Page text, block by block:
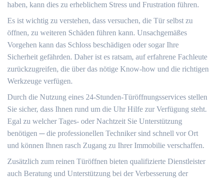
haben, kann dies zu erheblichem Stress und Frustration führen.​
Es ist wichtig zu verstehen, dass versuchen, die Tür selbst zu
öffnen, zu weiteren Schäden führen kann. Unsachgemäßes
Vorgehen kann das Schloss beschädigen oder sogar Ihre
Sicherheit gefährden.​ Daher ist es ratsam, auf erfahrene Fachleute
zurückzugreifen, die über das nötige Know-how und die richtigen
Werkzeuge verfügen.​
Durch die Nutzung eines 24-Stunden-Türöffnungsservices stellen
Sie sicher, dass Ihnen rund um die Uhr Hilfe zur Verfügung steht.
Egal zu welcher Tages- oder Nachtzeit Sie Unterstützung
benötigen ─ die professionellen Techniker sind schnell vor Ort
und können Ihnen rasch Zugang zu Ihrer Immobilie verschaffen.​
Zusätzlich zum reinen Türöffnen bieten qualifizierte Dienstleister
auch Beratung und Unterstützung bei der Verbesserung der